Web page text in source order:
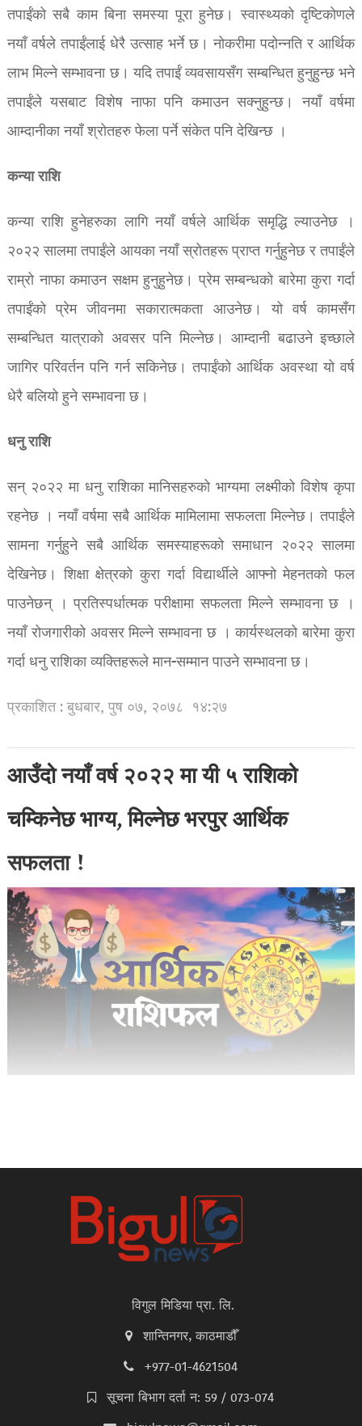
तपाईंको सबै काम बिना समस्या पूरा हुनेछ। स्वास्थ्यको दृष्टिकोणले
नयाँ वर्षले तपाईंलाई धेरै उत्साह भर्ने छ। नोकरीमा पदोन्नति र आर्थिक
लाभ मिल्ने सम्भावना छ। यदि तपाईं व्यवसायसँग सम्बन्धित हुनुहुन्छ भने
तपाईंले यसबाट विशेष नाफा पनि कमाउन सक्नुहुन्छ। नयाँ वर्षमा
आम्दानीका नयाँ श्रोतहरु फेला पर्ने संकेत पनि देखिन्छ ।
कन्या राशि
कन्या राशि हुनेहरुका लागि नयाँ वर्षले आर्थिक समृद्धि ल्याउनेछ ।
२०२२ सालमा तपाईंले आयका नयाँ स्रोतहरू प्राप्त गर्नुहुनेछ र तपाईंले
राम्रो नाफा कमाउन सक्षम हुनुहुनेछ। प्रेम सम्बन्धको बारेमा कुरा गर्दा
तपाईंको प्रेम जीवनमा सकारात्मकता आउनेछ। यो वर्ष कामसँग
सम्बन्धित यात्राको अवसर पनि मिल्नेछ। आम्दानी बढाउने इच्छाले
जागिर परिवर्तन पनि गर्न सकिनेछ। तपाईंको आर्थिक अवस्था यो वर्ष
धेरै बलियो हुने सम्भावना छ।
धनु राशि
सन् २०२२ मा धनु राशिका मानिसहरुको भाग्यमा लक्ष्मीको विशेष कृपा
रहनेछ । नयाँ वर्षमा सबै आर्थिक मामिलामा सफलता मिल्नेछ। तपाईंले
सामना गर्नुहुने सबै आर्थिक समस्याहरूको समाधान २०२२ सालमा
देखिनेछ। शिक्षा क्षेत्रको कुरा गर्दा विद्यार्थीले आफ्नो मेहनतको फल
पाउनेछन् । प्रतिस्पर्धात्मक परीक्षामा सफलता मिल्ने सम्भावना छ ।
नयाँ रोजगारीको अवसर मिल्ने सम्भावना छ । कार्यस्थलको बारेमा कुरा
गर्दा धनु राशिका व्यक्तिहरूले मान-सम्मान पाउने सम्भावना छ।
प्रकाशित : बुधबार, पुष ०७, २०७८ १४:२७
आउँदो नयाँ वर्ष २०२२ मा यी ५ राशिको
चम्किनेछ भाग्य, मिल्नेछ भरपुर आर्थिक
सफलता !
विगुल मिडिया प्रा. लि.
शान्तिनगर, काठमाडौँ
+977-01-4621504
सूचना बिभाग दर्ता न: 59 / 073-074